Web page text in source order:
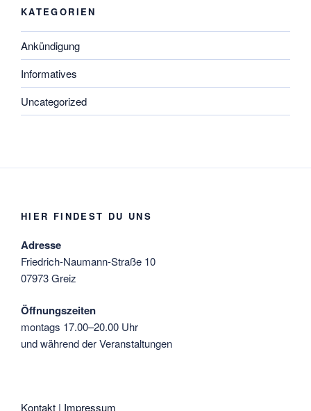
KATEGORIEN
Ankündigung
Informatives
Uncategorized
HIER FINDEST DU UNS
Adresse
Friedrich-Naumann-Straße 10
07973 Greiz
Öffnungszeiten
montags 17.00–20.00 Uhr
und während der Veranstaltungen
Kontakt | Impressum